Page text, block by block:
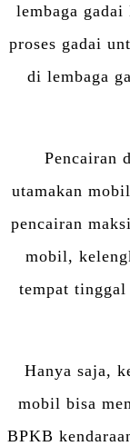
lembaga
proses gadai
di lembaga
Pencairan
utamakan
pencairan
mobil,
tempat tinggal
Hanya saja,
mobil bisa
BPKB